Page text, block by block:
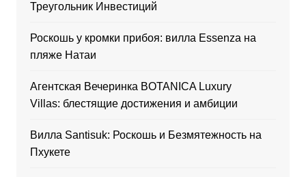
Треугольник Инвестиций
Роскошь у кромки прибоя: вилла Essenza на
пляже Натаи
Агентская Вечеринка BOTANICA Luxury
Villas: блестящие достижения и амбиции
Вилла Santisuk: Роскошь и Безмятежность на
Пхукете